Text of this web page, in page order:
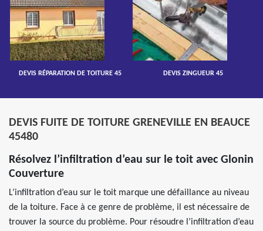
DEVIS RÉPARATION DE TOITURE 45 DEVIS ZINGUEUR 45
DEVIS FUITE DE TOITURE GRENEVILLE EN BEAUCE
45480
Résolvez l’infiltration d’eau sur le toit avec Glonin
Couverture
L’infiltration d’eau sur le toit marque une défaillance au niveau
de la toiture. Face à ce genre de problème, il est nécessaire de
trouver la source du problème. Pour résoudre l’infiltration d’eau